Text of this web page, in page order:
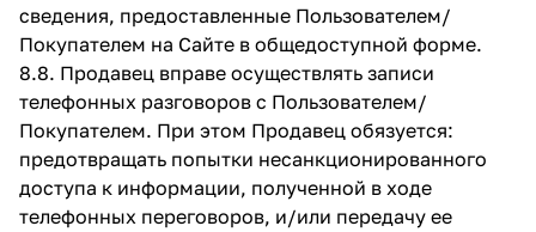
сведения, предоставленные Пользователем/
Покупателем на Сайте в общедоступной форме.
8.8. Продавец вправе осуществлять записи
телефонных разговоров с Пользователем/
Покупателем. При этом Продавец обязуется:
предотвращать попытки несанкционированного
доступа к информации, полученной в ходе
телефонных переговоров, и/или передачу ее